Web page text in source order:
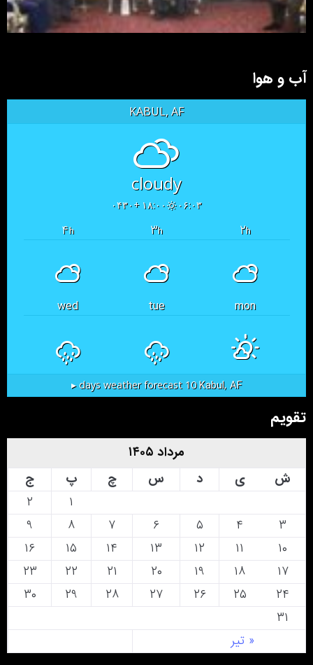
آب و هوا
KABUL, AF
cloudy
۰۶:۰۳ ۱۸:۰۰ +۰۴۳۰
۲h ۳h ۴h
mon
tue
wed
Kabul, AF
10 days weather forecast ▸
تقویم
مرداد ۱۴۰۵
ش
ی د س چ پ ج
« تیر
۲
۳
۴ ۵ ۶ ۷ ۸
۹
۱۰
۱۱ ۱۲ ۱۳ ۱۴ ۱۵
۱۶
۱۷
۱۸ ۱۹ ۲۰ ۲۱ ۲۲
۲۳
۲۴
۲۵ ۲۶ ۲۷ ۲۸ ۲۹
۳۰
۳۱